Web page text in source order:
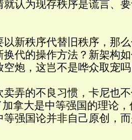
认为现存秩序是谎言、
新秩序代替旧秩序，那
换代的操作方法？新架构
空炮，这岂不是哗众取宠
弄的不良习惯，卡尼也
加拿大是中等强国的理论
强国论并非自己原创，